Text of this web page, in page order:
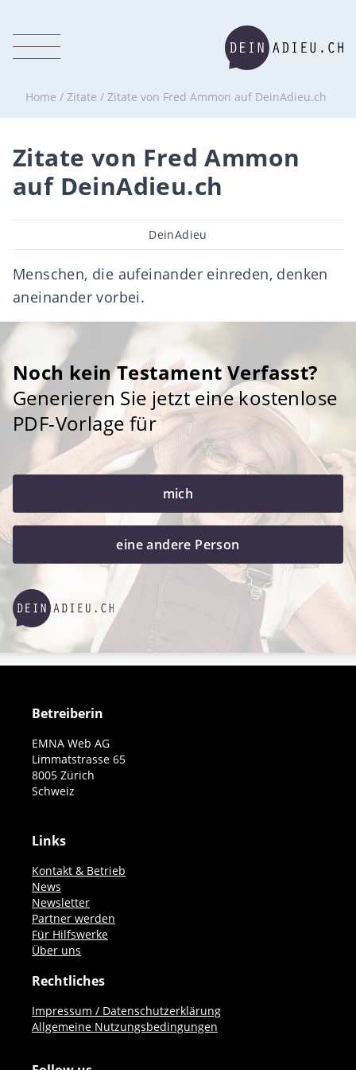
Home / Zitate / Zitate von Fred Ammon auf DeinAdieu.ch
Zitate von Fred Ammon
auf DeinAdieu.ch
Beitragsautor
DeinAdieu
Menschen, die aufeinander einreden, denken
aneinander vorbei.
Noch kein Testament Verfasst?
Generieren Sie jetzt eine kostenlose
PDF-Vorlage für
mich
eine andere Person
Betreiberin
EMNA Web AG
Limmatstrasse 65
8005 Zürich
Schweiz
Links
Kontakt & Betrieb
News
Newsletter
Partner werden
Für Hilfswerke
Über uns
Rechtliches
Impressum / Datenschutzerklärung
Allgemeine Nutzungsbedingungen